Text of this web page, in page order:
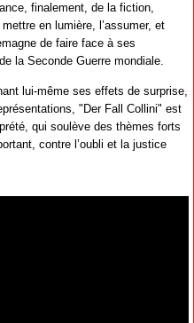
finalement, de la fiction,
en lumière, l’assumer, et
de faire face à ses
la Seconde Guerre mondiale.
lui-même ses effets de surprise,
"Der Fall Collini" est
qui soulève des thèmes forts
contre l’oubli et la justice